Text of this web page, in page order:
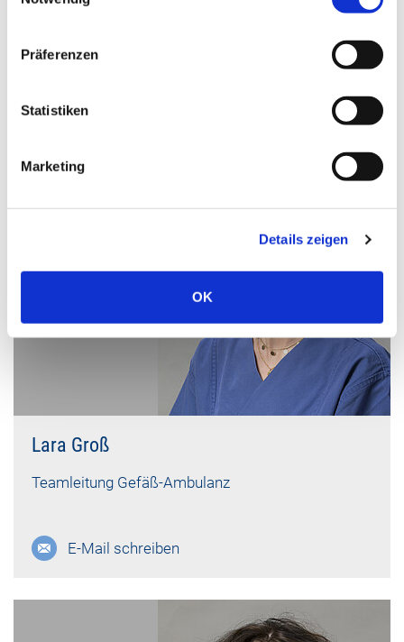
Präferenzen
Statistiken
Marketing
Details zeigen
OK
Lara Groß
Teamleitung Gefäß-Ambulanz
E-Mail schreiben